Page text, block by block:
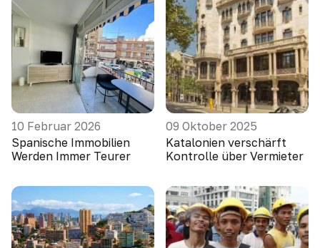
10 Februar 2026
Spanische Immobilien
Werden Immer Teurer
09 Oktober 2025
Katalonien verschärft
Kontrolle über Vermieter